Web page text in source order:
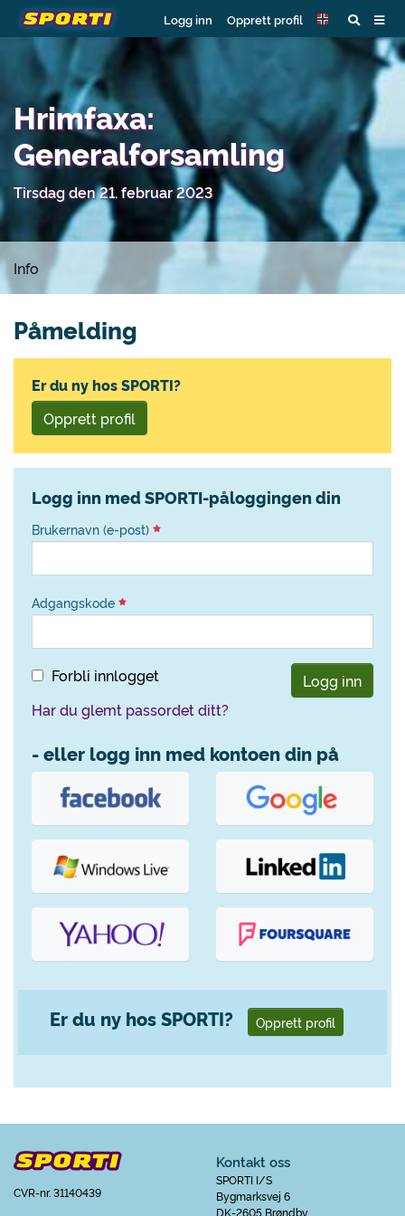
Logg inn Opprett profil
Hrimfaxa:
Generalforsamling
Tirsdag den 21. februar 2023
Info
Påmelding
Er du ny hos SPORTI?
Opprett profil
Logg inn med SPORTI-påloggingen din
Brukernavn (e-post)
Adgangskode
Forbli innlogget
Logg inn
Har du glemt passordet ditt?
- eller logg inn med kontoen din på
Er du ny hos SPORTI? Opprett profil
CVR-nr. 31140439
Kontakt oss
SPORTI I/S
Bygmarksvej 6
DK-2605 Brøndby